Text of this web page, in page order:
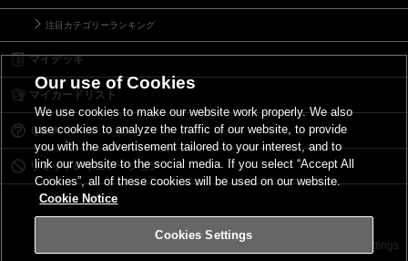
注目カテゴリーランキング
マイデッキ
マイカードリスト
Ｑ＆Ａ
リミットレギュレーション
サイトポリシー Cookies Settings
Our use of Cookies
We use cookies to make our website work properly. We also
use cookies to analyze the traffic of our website, to provide
you with the advertisement tailored to your interest, and to
link our website to the social media. If you select “Accept All
Cookies”, all of these cookies will be used on our website.
Cookie Notice
Cookies Settings